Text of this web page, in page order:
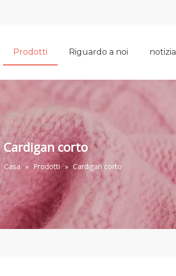
Prodotti Riguardo a noi notizia
Cardigan corto
Casa » Prodotti » Cardigan corto